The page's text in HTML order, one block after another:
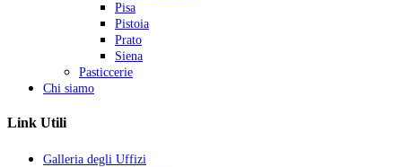
Pisa
Pistoia
Prato
Siena
Pasticcerie
Chi siamo
Link Utili
Galleria degli Uffizi